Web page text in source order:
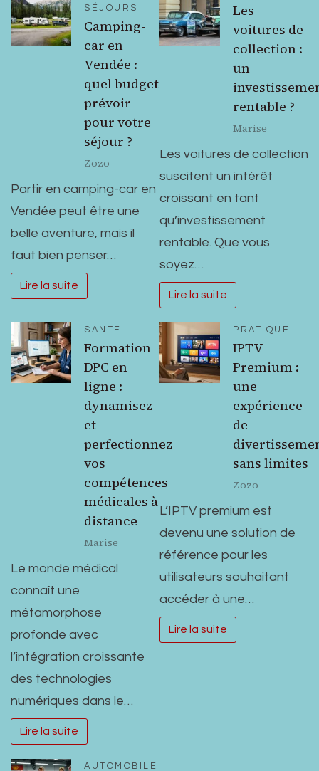
SÉJOURS
Camping-
car en
Vendée :
quel budget
prévoir
pour votre
séjour ?
Zozo
Partir en camping-car en
Vendée peut être une
belle aventure, mais il
faut bien penser…
Lire la suite
Les
voitures de
collection :
un
rentable ?
Marise
Les voitures de collection
suscitent un intérêt
croissant en tant
qu’investissement
rentable. Que vous
soyez…
Lire la suite
SANTE
Formation
DPC en
ligne :
dynamisez
et
perfectionnez
vos
compétences
médicales à
distance
Marise
Le monde médical
connaît une
métamorphose
profonde avec
l’intégration croissante
des technologies
numériques dans le…
Lire la suite
PRATIQUE
IPTV
Premium :
une
expérience
de
sans limites
Zozo
L’IPTV premium est
devenu une solution de
référence pour les
utilisateurs souhaitant
accéder à une…
Lire la suite
AUTOMOBILE